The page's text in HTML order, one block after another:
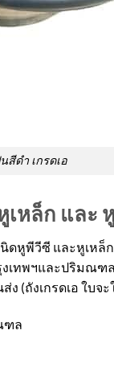
สีดำ เกรดเอ
เหล็ก และ
ดหูพีวีซี และหูเห
งเทพฯและปริมณ
ง (ถังเกรดเอ ใบ
ฑล